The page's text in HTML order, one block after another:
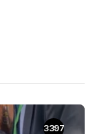
3397